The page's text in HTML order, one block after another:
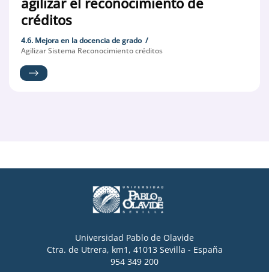
créditos
4.6. Mejora en la docencia de grado
Agilizar Sistema Reconocimiento créditos
Universidad Pablo de Olavide
Ctra. de Utrera, km1, 41013 Sevilla - España
954 349 200